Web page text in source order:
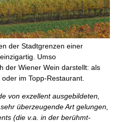
der Stadtgrenzen einer
Umso
der Wiener Wein darstellt: als
im Topp-Restaurant.
von exzellent ausgebildeten,
überzeugende Art gelungen,
(die v.a. in der berühmt-